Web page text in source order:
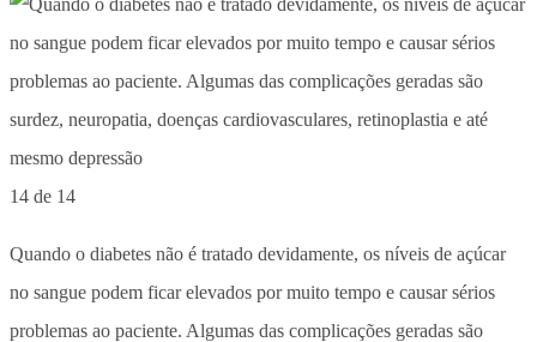
14 de 14
Quando o diabetes não é tratado devidamente, os níveis de açúcar
no sangue podem ficar elevados por muito tempo e causar sérios
problemas ao paciente. Algumas das complicações geradas são